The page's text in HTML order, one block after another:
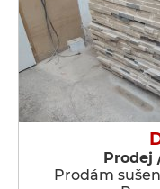
Prodej
Prodám